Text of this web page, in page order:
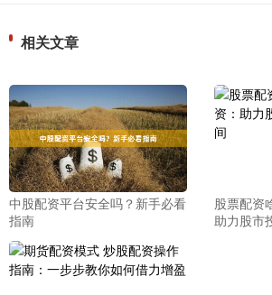
相关文章
中股配资平台安全吗？新手必看
指南
股票配资
助力股市